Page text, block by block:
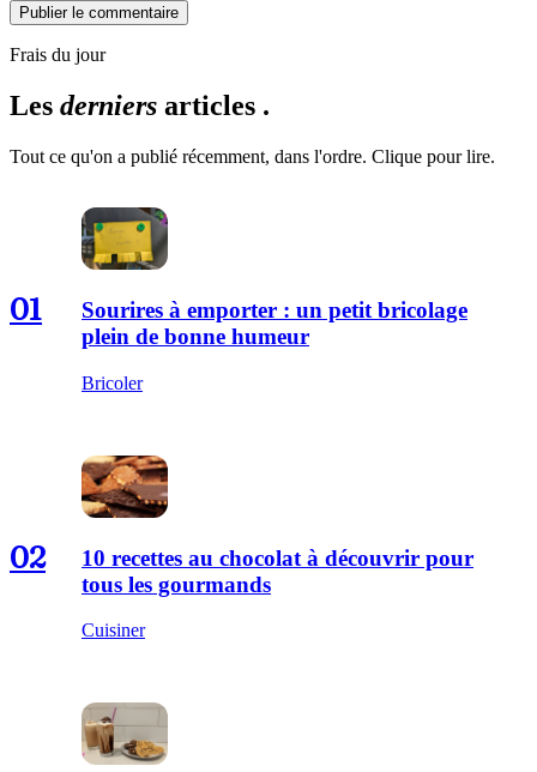
Publier le commentaire
Frais du jour
Les derniers articles .
Tout ce qu'on a publié récemment, dans l'ordre. Clique pour lire.
01
Sourires à emporter : un petit bricolage
plein de bonne humeur
Bricoler
02
10 recettes au chocolat à découvrir pour
tous les gourmands
Cuisiner